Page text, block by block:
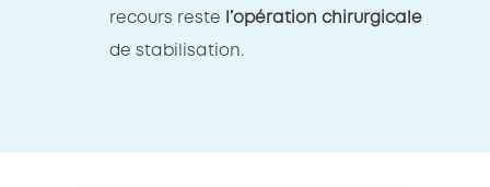
recours reste l’opération chirurgicale
de stabilisation.